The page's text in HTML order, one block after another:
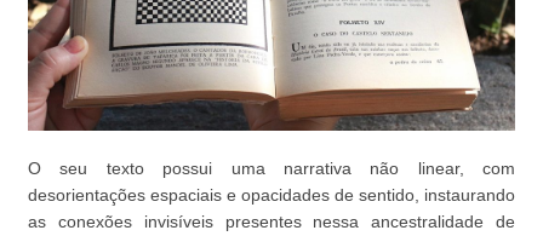
O seu texto possui uma narrativa não linear, com
desorientações espaciais e opacidades de sentido, instaurando
as conexões invisíveis presentes nessa ancestralidade de